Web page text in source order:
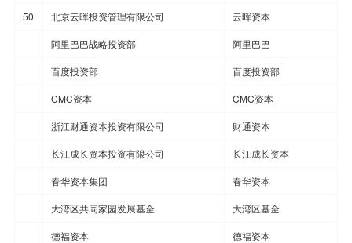
50 北京云晖投资管理有限公司 云晖资本
阿里巴巴战略投资部 阿里巴巴
百度投资部 百度投资部
CMC资本 CMC资本
浙江财通资本投资有限公司 财通资本
长江成长资本投资有限公司 长江成长资本
春华资本集团 春华资本
大湾区共同家园发展基金 大湾区基金
德福资本 德福资本